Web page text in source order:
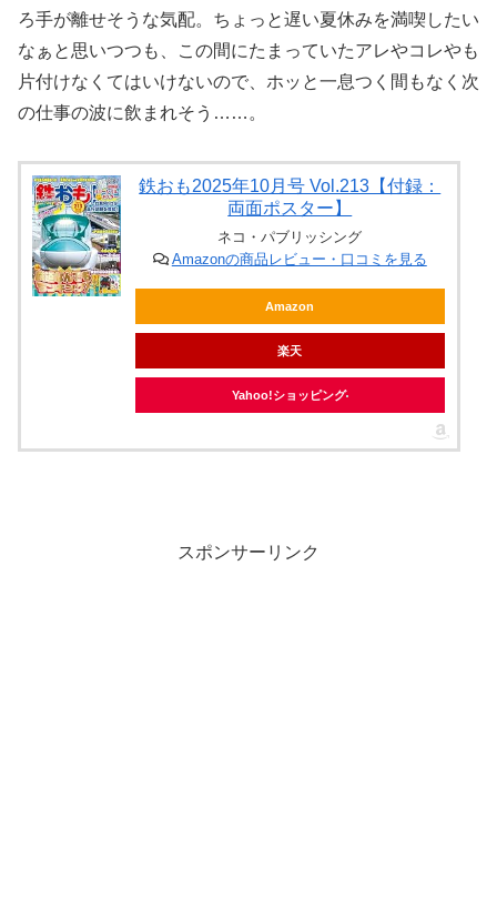
ろ手が離せそうな気配。ちょっと遅い夏休みを満喫したい
なぁと思いつつも、この間にたまっていたアレやコレやも
片付けなくてはいけないので、ホッと一息つく間もなく次
の仕事の波に飲まれそう……。
鉄おも2025年10月号 Vol.213【付録：
両面ポスター】
ネコ・パブリッシング
Amazonの商品レビュー・口コミを見る
Amazon
楽天
Yahoo!ショッピング
スポンサーリンク